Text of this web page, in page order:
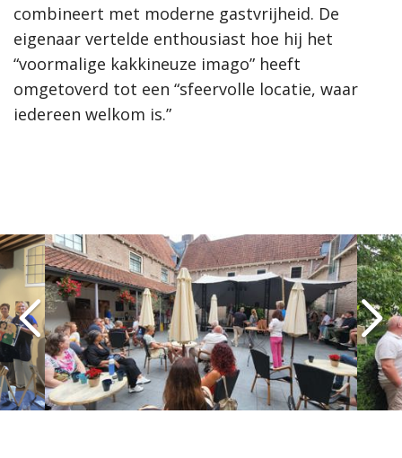
combineert met moderne gastvrijheid. De
eigenaar vertelde enthousiast hoe hij het
“voormalige kakkineuze imago” heeft
omgetoverd tot een “sfeervolle locatie, waar
iedereen welkom is.”